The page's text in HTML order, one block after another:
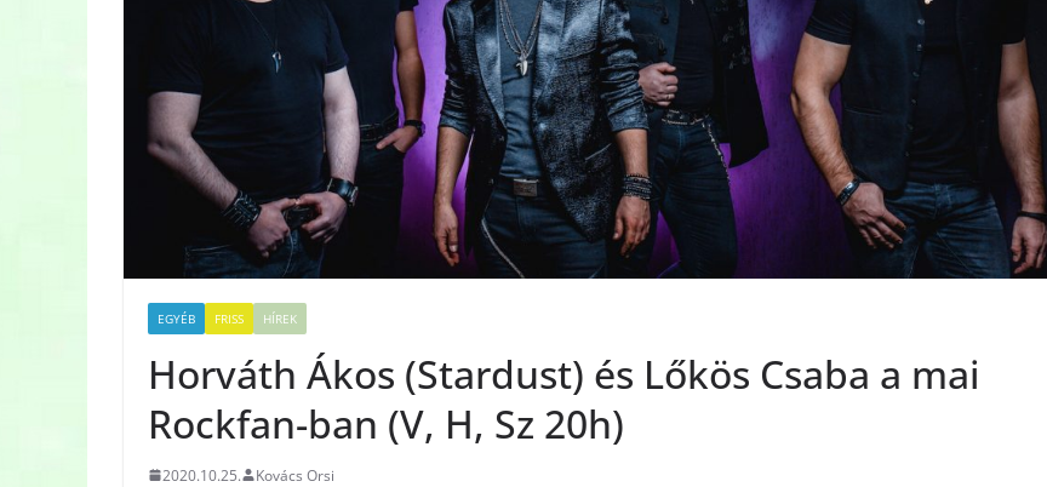
EGYÉB FRISS HÍREK
Horváth Ákos (Stardust) és Lőkös Csaba a mai
Rockfan-ban (V, H, Sz 20h)
2020.10.25. Kovács Orsi